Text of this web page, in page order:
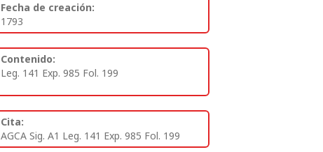
Fecha de creación:
1793
Contenido:
Leg. 141 Exp. 985 Fol. 199
Cita:
AGCA Sig. A1 Leg. 141 Exp. 985 Fol. 199